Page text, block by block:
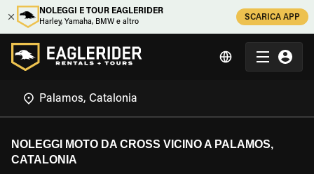
NOLEGGI E TOUR EAGLERIDER
Harley, Yamaha, BMW e altro
SCARICA APP
NOLEGGI MOTO DA CROSS VICINO A PALAMOS,
CATALONIA